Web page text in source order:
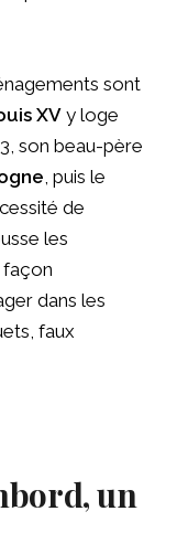
sont
XVy loge
son beau-père
, puis le
de
les
façon
dans les
faux
un